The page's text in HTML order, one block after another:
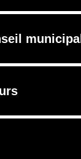
municipal